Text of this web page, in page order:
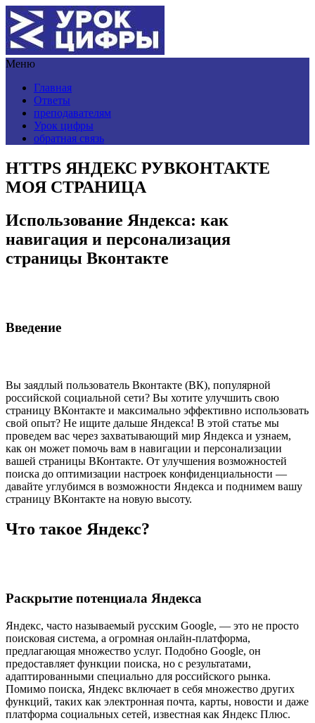
Меню
Главная
Ответы
преподавателям
Урок цифры
обратная связь
HTTPS ЯНДЕКС РУВКОНТАКТЕ
МОЯ СТРАНИЦА
Использование Яндекса: как
навигация и персонализация
страницы Вконтакте
Введение
Вы заядлый пользователь Вконтакте (ВК), популярной
российской социальной сети? Вы хотите улучшить свою
страницу ВКонтакте и максимально эффективно использовать
свой опыт? Не ищите дальше Яндекса! В этой статье мы
проведем вас через захватывающий мир Яндекса и узнаем,
как он может помочь вам в навигации и персонализации
вашей страницы ВКонтакте. От улучшения возможностей
поиска до оптимизации настроек конфиденциальности —
давайте углубимся в возможности Яндекса и поднимем вашу
страницу ВКонтакте на новую высоту.
Что такое Яндекс?
Раскрытие потенциала Яндекса
Яндекс, часто называемый русским Google, — это не просто
поисковая система, а огромная онлайн-платформа,
предлагающая множество услуг. Подобно Google, он
предоставляет функции поиска, но с результатами,
адаптированными специально для российского рынка.
Помимо поиска, Яндекс включает в себя множество других
функций, таких как электронная почта, карты, новости и даже
платформа социальных сетей, известная как Яндекс Плюс.